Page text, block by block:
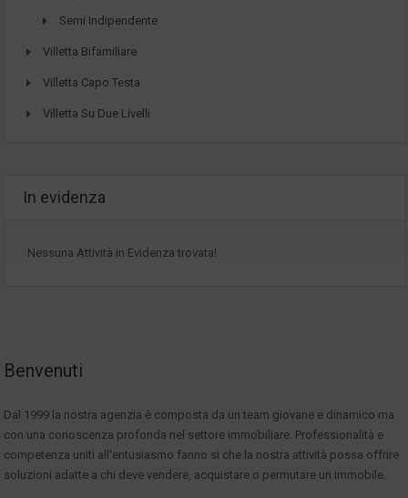
Semi Indipendente
Villetta Bifamiliare
Villetta Capo Testa
Villetta Su Due Livelli
In evidenza
Nessuna Attività in Evidenza trovata!
Benvenuti
Dal 1999 la nostra agenzia è composta da un team giovane e dinamico ma
con una conoscenza profonda nel settore immobiliare. Professionalità e
competenza uniti all'entusiasmo fanno si che la nostra attività possa offrire
soluzioni adatte a chi deve vendere, acquistare o permutare un immobile.